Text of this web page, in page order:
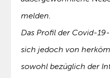
melden.
Das Profil der Covid-
sich jedoch von
sowohl bezüglich der